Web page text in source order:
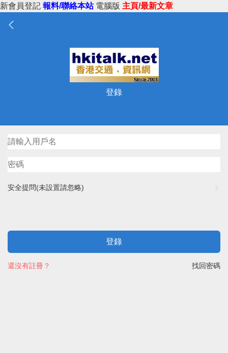
新會員登記 報料/聯絡本站 電腦版 主頁/最新文章
登錄
安全提問(未設置請忽略)
登錄
找回密碼
還沒有註冊？